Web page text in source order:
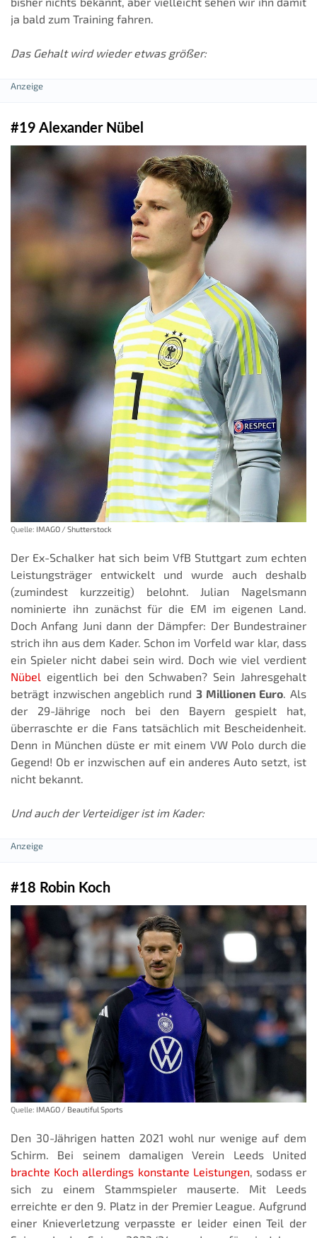
ja bald zum Training fahren.
Das Gehalt wird wieder etwas größer:
#19 Alexander Nübel
Quelle: IMAGO / Shutterstock
Der Ex-Schalker hat sich beim VfB Stuttgart zum echten
Leistungsträger entwickelt und wurde auch deshalb
(zumindest kurzzeitig) belohnt. Julian Nagelsmann
nominierte ihn zunächst für die EM im eigenen Land.
Doch Anfang Juni dann der Dämpfer: Der Bundestrainer
strich ihn aus dem Kader. Schon im Vorfeld war klar, dass
ein Spieler nicht dabei sein wird. Doch wie viel verdient
Nübel eigentlich bei den Schwaben? Sein Jahresgehalt
beträgt inzwischen angeblich rund 3 Millionen Euro . Als
der 29-Jährige noch bei den Bayern gespielt hat,
überraschte er die Fans tatsächlich mit Bescheidenheit.
Denn in München düste er mit einem VW Polo durch die
Gegend! Ob er inzwischen auf ein anderes Auto setzt, ist
nicht bekannt.
Und auch der Verteidiger ist im Kader:
#18 Robin Koch
Quelle: IMAGO / Beautiful Sports
Den 30-Jährigen hatten 2021 wohl nur wenige auf dem
Schirm. Bei seinem damaligen Verein Leeds United
brachte Koch allerdings konstante Leistungen, sodass er
sich zu einem Stammspieler mauserte. Mit Leeds
erreichte er den 9. Platz in der Premier League. Aufgrund
einer Knieverletzung verpasste er leider einen Teil der